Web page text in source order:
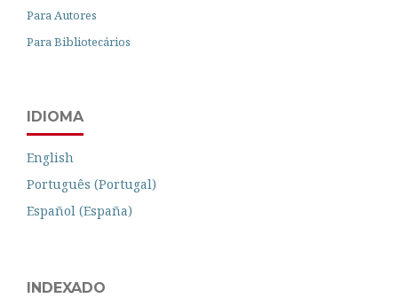
Para Autores
Para Bibliotecários
IDIOMA
English
Português (Portugal)
Español (España)
INDEXADO